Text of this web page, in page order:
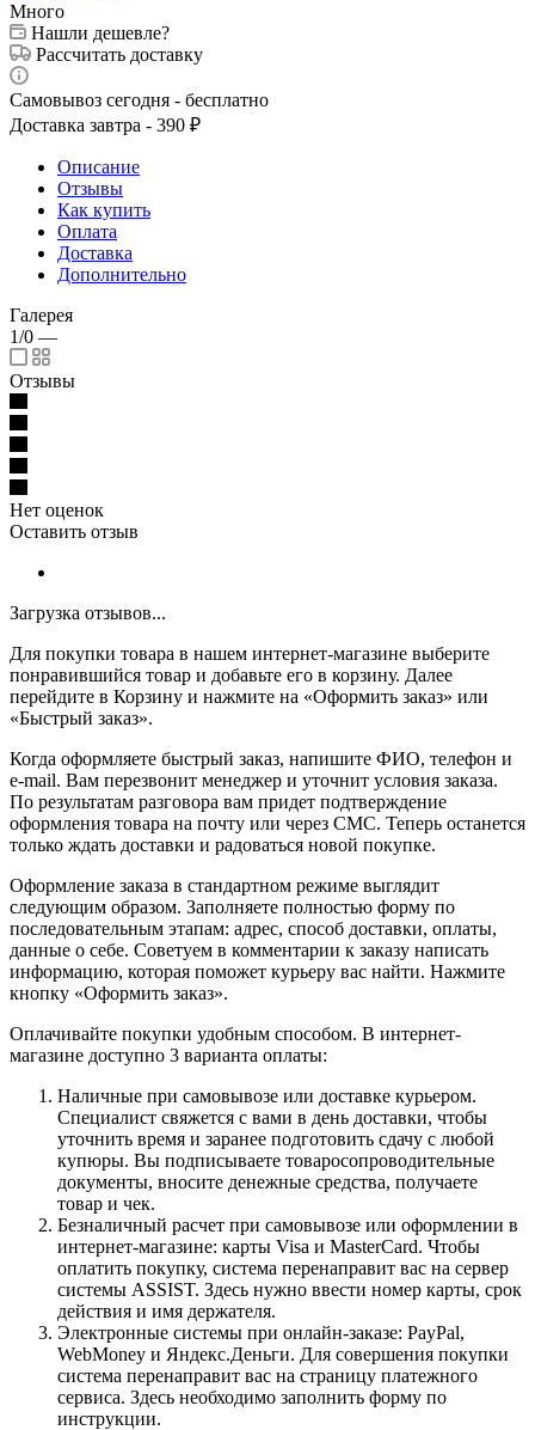
Много
Нашли дешевле?
Рассчитать доставку
Самовывоз сегодня - бесплатно
Доставка завтра - 390 ₽
Описание
Отзывы
Как купить
Оплата
Доставка
Дополнительно
Галерея
1/0 —
Отзывы
Нет оценок
Оставить отзыв
Загрузка отзывов...
Для покупки товара в нашем интернет-магазине выберите
понравившийся товар и добавьте его в корзину. Далее
перейдите в Корзину и нажмите на «Оформить заказ» или
«Быстрый заказ».
Когда оформляете быстрый заказ, напишите ФИО, телефон и
e-mail. Вам перезвонит менеджер и уточнит условия заказа.
По результатам разговора вам придет подтверждение
оформления товара на почту или через СМС. Теперь останется
только ждать доставки и радоваться новой покупке.
Оформление заказа в стандартном режиме выглядит
следующим образом. Заполняете полностью форму по
последовательным этапам: адрес, способ доставки, оплаты,
данные о себе. Советуем в комментарии к заказу написать
информацию, которая поможет курьеру вас найти. Нажмите
кнопку «Оформить заказ».
Оплачивайте покупки удобным способом. В интернет-
магазине доступно 3 варианта оплаты:
Наличные при самовывозе или доставке курьером.
Специалист свяжется с вами в день доставки, чтобы
уточнить время и заранее подготовить сдачу с любой
купюры. Вы подписываете товаросопроводительные
документы, вносите денежные средства, получаете
товар и чек.
Безналичный расчет при самовывозе или оформлении в
интернет-магазине: карты Visa и MasterCard. Чтобы
оплатить покупку, система перенаправит вас на сервер
системы ASSIST. Здесь нужно ввести номер карты, срок
действия и имя держателя.
Электронные системы при онлайн-заказе: PayPal,
WebMoney и Яндекс.Деньги. Для совершения покупки
система перенаправит вас на страницу платежного
сервиса. Здесь необходимо заполнить форму по
инструкции.